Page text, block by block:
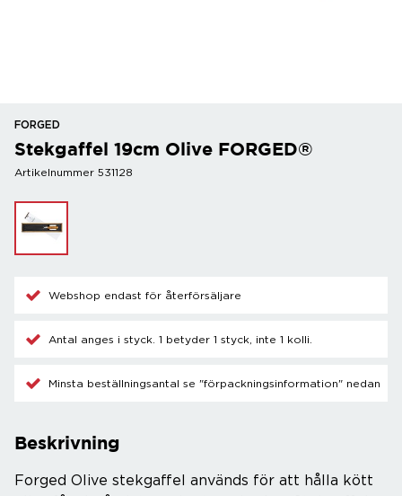
FORGED
Stekgaffel 19cm Olive FORGED®
Artikelnummer 531128
Webshop endast för återförsäljare
Antal anges i styck. 1 betyder 1 styck, inte 1 kolli.
Minsta beställningsantal se "förpackningsinformation" nedan
Beskrivning
Forged Olive stekgaffel används för att hålla kött